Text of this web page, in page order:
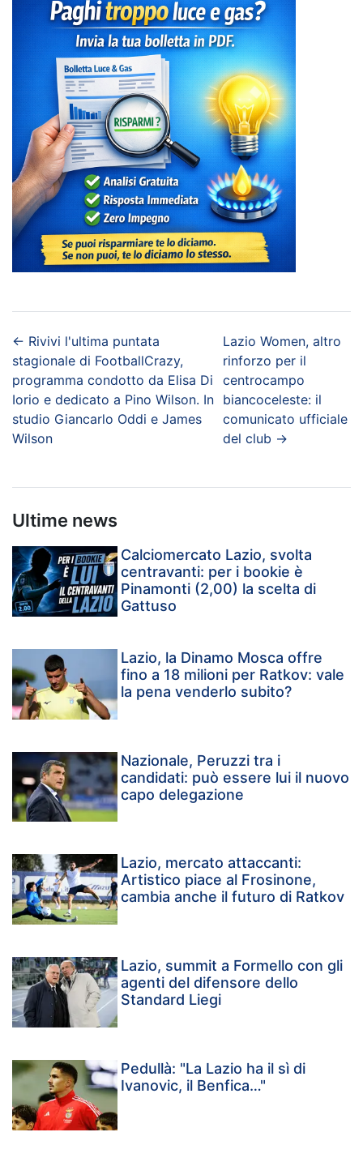
← Rivivi l'ultima puntata
stagionale di FootballCrazy,
programma condotto da Elisa Di
Iorio e dedicato a Pino Wilson. In
studio Giancarlo Oddi e James
Wilson
Lazio Women, altro
rinforzo per il
centrocampo
biancoceleste: il
comunicato ufficiale
del club →
Ultime news
Calciomercato Lazio, svolta
centravanti: per i bookie è
Pinamonti (2,00) la scelta di
Gattuso
Lazio, la Dinamo Mosca offre
fino a 18 milioni per Ratkov: vale
la pena venderlo subito?
Nazionale, Peruzzi tra i
candidati: può essere lui il nuovo
capo delegazione
Lazio, mercato attaccanti:
Artistico piace al Frosinone,
cambia anche il futuro di Ratkov
Lazio, summit a Formello con gli
agenti del difensore dello
Standard Liegi
Pedullà: "La Lazio ha il sì di
Ivanovic, il Benfica…"